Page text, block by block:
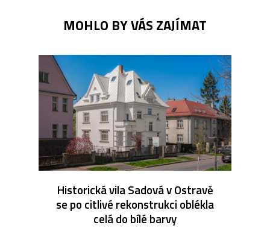
MOHLO BY VÁS ZAJÍMAT
Historická vila Sadová v Ostravě
se po citlivé rekonstrukci oblékla
celá do bílé barvy